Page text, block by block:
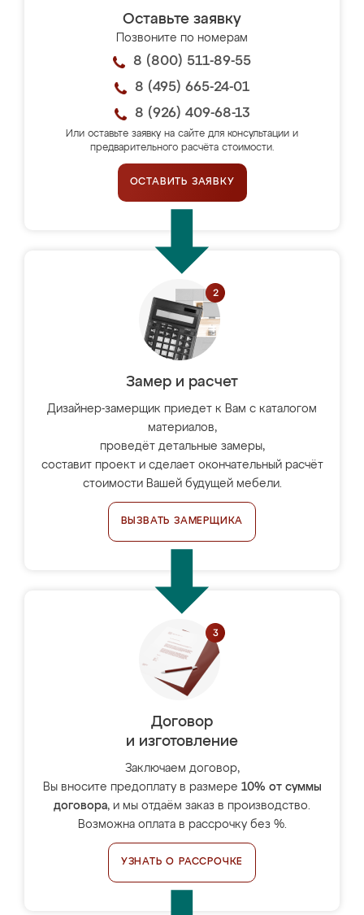
Оставьте заявку
Позвоните по номерам
8 (800) 511-89-55
8 (495) 665-24-01
8 (926) 409-68-13
Или оставьте заявку на сайте для консультации и
предварительного расчёта стоимости.
ОСТАВИТЬ ЗАЯВКУ
Замер и расчет
Дизайнер-замерщик приедет к Вам с каталогом
материалов,
проведёт детальные замеры,
составит проект и сделает окончательный расчёт
стоимости Вашей будущей мебели.
ВЫЗВАТЬ ЗАМЕРЩИКА
Договор
и изготовление
Заключаем договор,
Вы вносите предоплату в размере 10% от суммы
договора, и мы отдаём заказ в производство.
Возможна оплата в рассрочку без %.
УЗНАТЬ О РАССРОЧКЕ